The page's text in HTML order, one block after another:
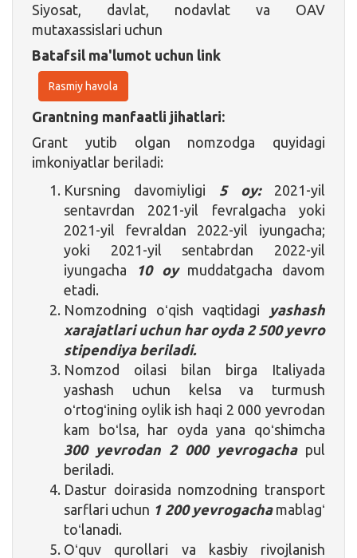
Siyosat, davlat, nodavlat va OAV
mutaxassislari uchun
Batafsil ma'lumot uchun link
Rasmiy havola
Grantning manfaatli jihatlari:
Grant yutib olgan nomzodga quyidagi
imkoniyatlar beriladi:
Kursning davomiyligi 5 oy: 2021-yil
sentavrdan 2021-yil fevralgacha yoki
2021-yil fevraldan 2022-yil iyungacha;
yoki 2021-yil sentabrdan 2022-yil
iyungacha
10 oy
muddatgacha davom
etadi.
Nomzodning oʻqish vaqtidagi yashash
xarajatlari uchun har oyda 2 500 yevro
stipendiya beriladi.
Nomzod oilasi bilan birga Italiyada
yashash uchun kelsa va turmush
oʻrtogʻining oylik ish haqi 2 000 yevrodan
kam boʻlsa, har oyda yana qoʻshimcha
300 yevrodan 2 000 yevrogachapul
beriladi.
Dastur doirasida nomzodning transport
sarflari uchun 1 200 yevrogachamablagʻ
toʻlanadi.
Oʻquv qurollari va kasbiy rivojlanish